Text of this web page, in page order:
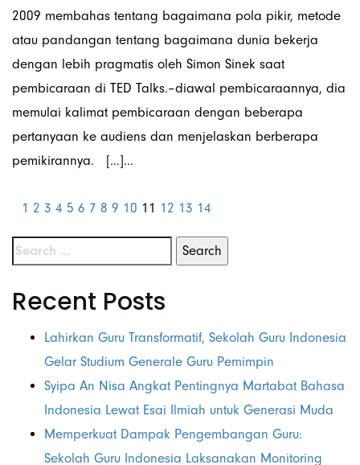
2009 membahas tentang bagaimana pola pikir, metode
atau pandangan tentang bagaimana dunia bekerja
dengan lebih pragmatis oleh Simon Sinek saat
pembicaraan di TED Talks.–diawal pembicaraannya, dia
memulai kalimat pembicaraan dengan beberapa
pertanyaan ke audiens dan menjelaskan berberapa
pemikirannya. […]...
1 2 3 4 5 6 7 8 9 10 11 12 13 14
Recent Posts
Lahirkan Guru Transformatif, Sekolah Guru Indonesia
Gelar Studium Generale Guru Pemimpin
Syipa An Nisa Angkat Pentingnya Martabat Bahasa
Indonesia Lewat Esai Ilmiah untuk Generasi Muda
Memperkuat Dampak Pengembangan Guru:
Sekolah Guru Indonesia Laksanakan Monitoring